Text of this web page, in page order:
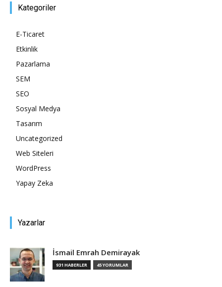
Kategoriler
E-Ticaret
Etkinlik
Pazarlama
SEM
SEO
Sosyal Medya
Tasarım
Uncategorized
Web Siteleri
WordPress
Yapay Zeka
Yazarlar
İsmail Emrah Demirayak
931 HABERLER 45 YORUMLAR